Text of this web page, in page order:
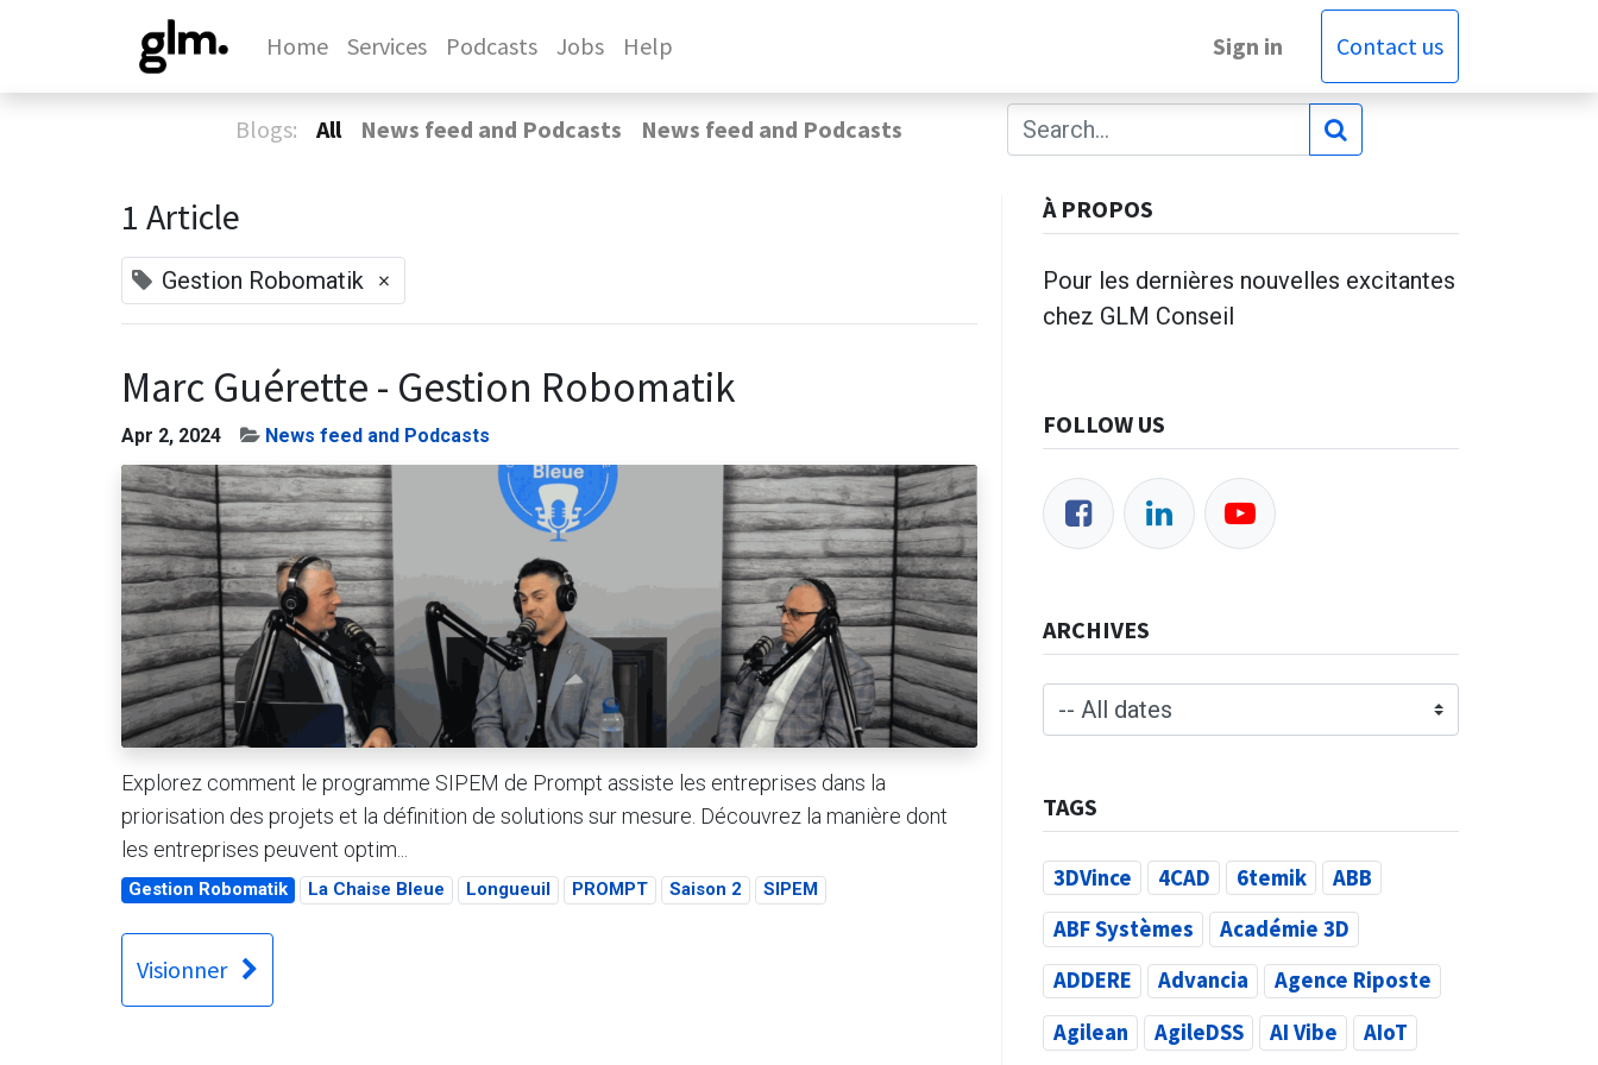
Home Services Podcasts Jobs Help Sign in Contact us
Blogs: All News feed and Podcasts News feed and Podcasts
1 Article
Gestion Robomatik ×
Marc Guérette - Gestion Robomatik
Apr 2, 2024 News feed and Podcasts
Explorez comment le programme SIPEM de Prompt assiste les entreprises dans la
priorisation des projets et la définition de solutions sur mesure. Découvrez la manière dont
les entreprises peuvent optim...
Gestion Robomatik La Chaise Bleue Longueuil PROMPT Saison 2 SIPEM
Visionner
À PROPOS
Pour les dernières nouvelles excitantes
chez GLM Conseil
FOLLOW US
ARCHIVES
TAGS
3DVince 4CAD 6temik
ABB
ABF Systèmes
Académie 3D
ADDERE
Advancia
Agence Riposte
Agilean
AgileDSS AI Vibe AIoT